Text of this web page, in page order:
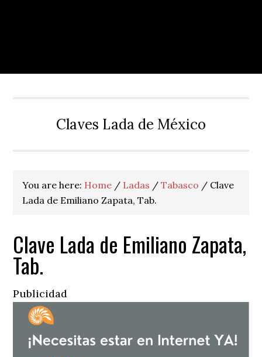
Claves Lada de México
You are here: Home / Ladas / Tabasco / Clave
Lada de Emiliano Zapata, Tab.
Clave Lada de Emiliano Zapata,
Tab.
Publicidad